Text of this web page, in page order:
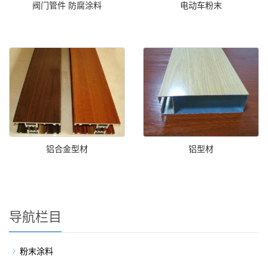
阀门管件 防腐涂料 电动车粉末
铝合金型材 铝型材
导航栏目
粉末涂料